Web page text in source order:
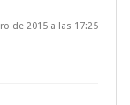
de 2015 a las 17:25